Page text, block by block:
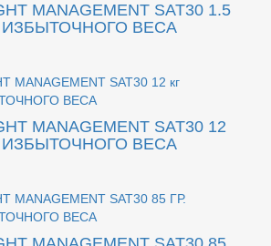
MANAGEMENT SAT30 1.5
ИЗБЫТОЧНОГО ВЕСА
MANAGEMENT SAT30 12
ИЗБЫТОЧНОГО ВЕСА